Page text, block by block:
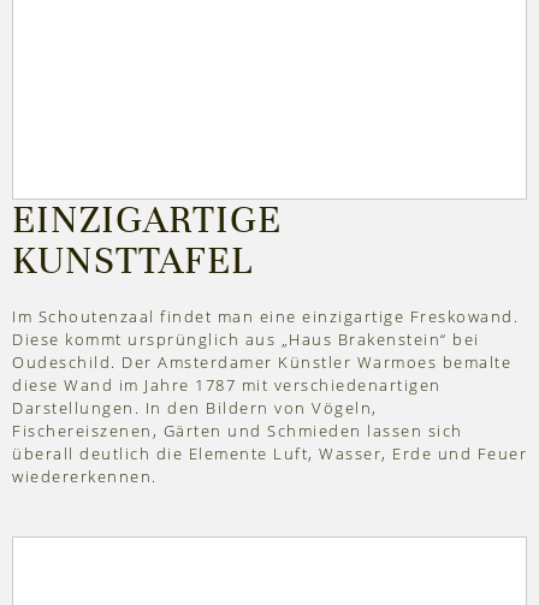
EINZIGARTIGE
KUNSTTAFEL
Im Schoutenzaal findet man eine einzigartige Freskowand.
Diese kommt ursprünglich aus „Haus Brakenstein“ bei
Oudeschild. Der Amsterdamer Künstler Warmoes bemalte
diese Wand im Jahre 1787 mit verschiedenartigen
Darstellungen. In den Bildern von Vögeln,
Fischereiszenen, Gärten und Schmieden lassen sich
überall deutlich die Elemente Luft, Wasser, Erde und Feuer
wiedererkennen.